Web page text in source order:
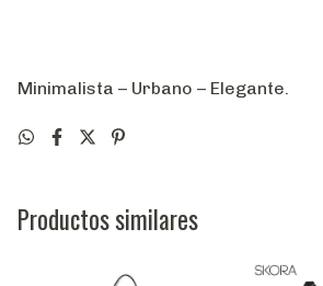
Minimalista – Urbano – Elegante.
Productos similares